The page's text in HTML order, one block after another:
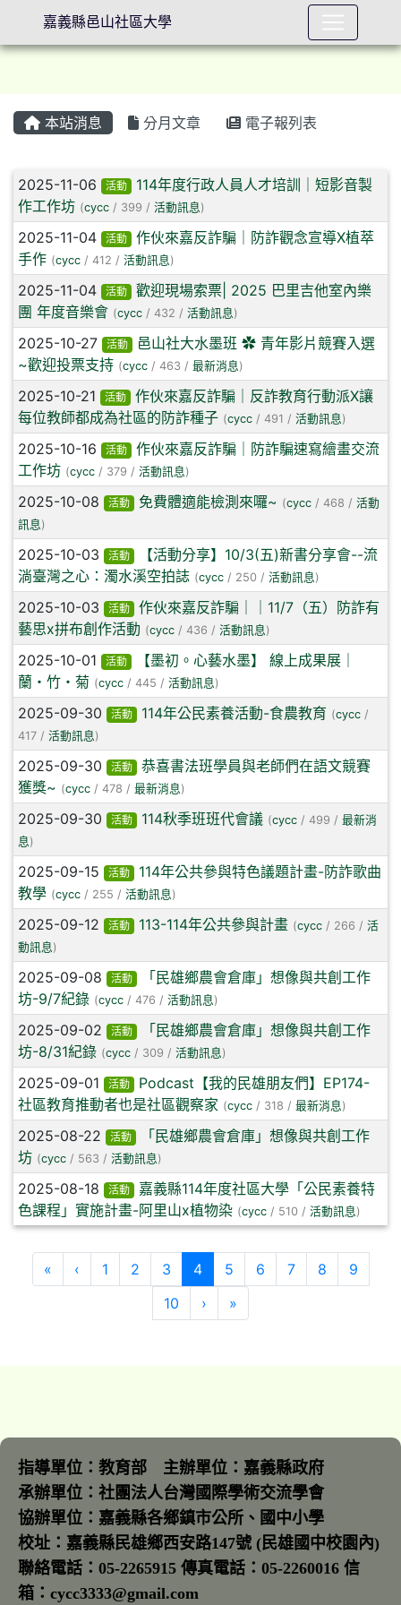
本站消息 分月文章 電子報列表
文章列表
2025-11-06 活動
114年度行政人員人才培訓｜短影音製
作工作坊 (cycc / 399 / 活動訊息)
2025-11-04 活動
作伙來嘉反詐騙｜防詐觀念宣導X植萃
手作 (cycc / 412 / 活動訊息)
2025-11-04 活動
歡迎現場索票| 2025 巴里吉他室內樂
團 年度音樂會 (cycc / 432 / 活動訊息)
2025-10-27 活動
邑山社大水墨班 ✿ 青年影片競賽入選
~歡迎投票支持 (cycc / 463 / 最新消息)
2025-10-21 活動
作伙來嘉反詐騙｜反詐教育行動派X讓
每位教師都成為社區的防詐種子 (cycc / 491 / 活動訊息)
2025-10-16 活動
作伙來嘉反詐騙｜防詐騙速寫繪畫交流
工作坊 (cycc / 379 / 活動訊息)
2025-10-08 活動 免費體適能檢測來囉~ (cycc/ 468 / 活動
訊息)
2025-10-03 活動
【活動分享】10/3(五)新書分享會--流
淌臺灣之心：濁水溪空拍誌 (cycc / 250 / 活動訊息)
2025-10-03 活動
作伙來嘉反詐騙｜｜11/7（五）防詐有
藝思x拼布創作活動 (cycc / 436 / 活動訊息)
2025-10-01 活動
【墨初。心藝水墨】 線上成果展｜
蘭・竹・菊 (cycc / 445 / 活動訊息)
2025-09-30 活動 114年公民素養活動-食農教育 (cycc/
417 / 活動訊息)
2025-09-30 活動
恭喜書法班學員與老師們在語文競賽
獲獎~ (cycc / 478 / 最新消息)
2025-09-30 活動 114秋季班班代會議 (cycc/ 499 / 最新消
息)
2025-09-15 活動
114年公共參與特色議題計畫-防詐歌曲
教學 (cycc / 255 / 活動訊息)
2025-09-12 活動 113-114年公共參與計畫 (cycc/ 266 / 活
動訊息)
2025-09-08 活動
「民雄鄉農會倉庫」想像與共創工作
坊-9/7紀錄 (cycc / 476 / 活動訊息)
2025-09-02 活動
「民雄鄉農會倉庫」想像與共創工作
坊-8/31紀錄 (cycc / 309 / 活動訊息)
2025-09-01 活動
Podcast【我的民雄朋友們】EP174-
社區教育推動者也是社區觀察家 (cycc / 318 / 最新消息)
2025-08-22 活動
「民雄鄉農會倉庫」想像與共創工作
坊 (cycc / 563 / 活動訊息)
2025-08-18 活動
嘉義縣114年度社區大學「公民素養特
色課程」實施計畫-阿里山x植物染 (cycc / 510 / 活動訊息)
«第一頁
‹上一頁
1 2 3 4(目前頁次)
5 6 7 8
9
10
›下一頁
»最後頁
指導單位：教育部 主辦單位：嘉義縣政府
承辦單位：社團法人台灣國際學術交流學會
協辦單位：嘉義縣各鄉鎮市公所、國中小學
校址：嘉義縣民雄鄉西安路147號 (民雄國中校園內)
聯絡電話：05-2265915 傳真電話：05-2260016 信
箱：cycc3333@gmail.com
嘉義縣邑山社區大學